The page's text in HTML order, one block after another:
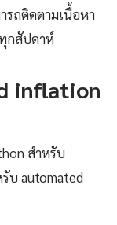
รถติดตามเนื้อหา
กสัปดาห์
inflation
สำหรับ
บ automated